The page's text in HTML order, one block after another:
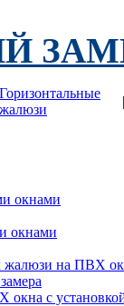
Горизонтальные
жалюзи
|
окнами
окнами
жалюзи на ПВХ
с